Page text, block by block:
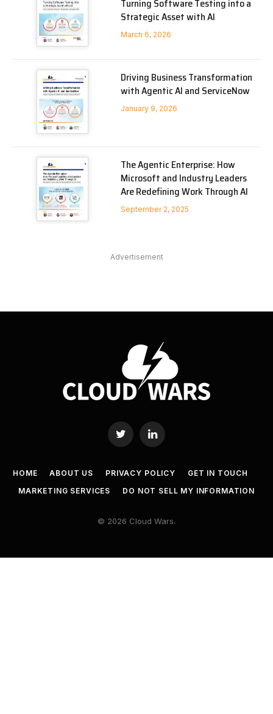
Turning Software Testing into a
Strategic Asset with AI
March 6, 2026
Driving Business Transformation
with Agentic AI and ServiceNow
January 9, 2026
The Agentic Enterprise: How
Microsoft and Industry Leaders
Are Redefining Work Through AI
September 2, 2025
Advertisement
Twitter LinkedIn
HOME ABOUT US PRIVACY POLICY
GET IN TOUCH
MARKETING SERVICES
DO NOT SELL MY INFORMATION
© 2026 Cloud Wars.